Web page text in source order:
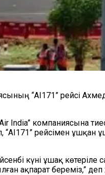
“AI171” рейсі
India” компаниясына
“AI171” рейсімен
күні ұшақ
ақпарат береміз,”